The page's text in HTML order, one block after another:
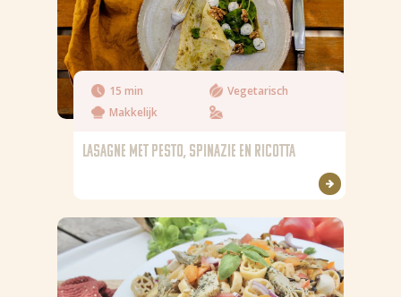
15 min
Vegetarisch
Makkelijk
LASAGNE MET PESTO, SPINAZIE EN RICOTTA